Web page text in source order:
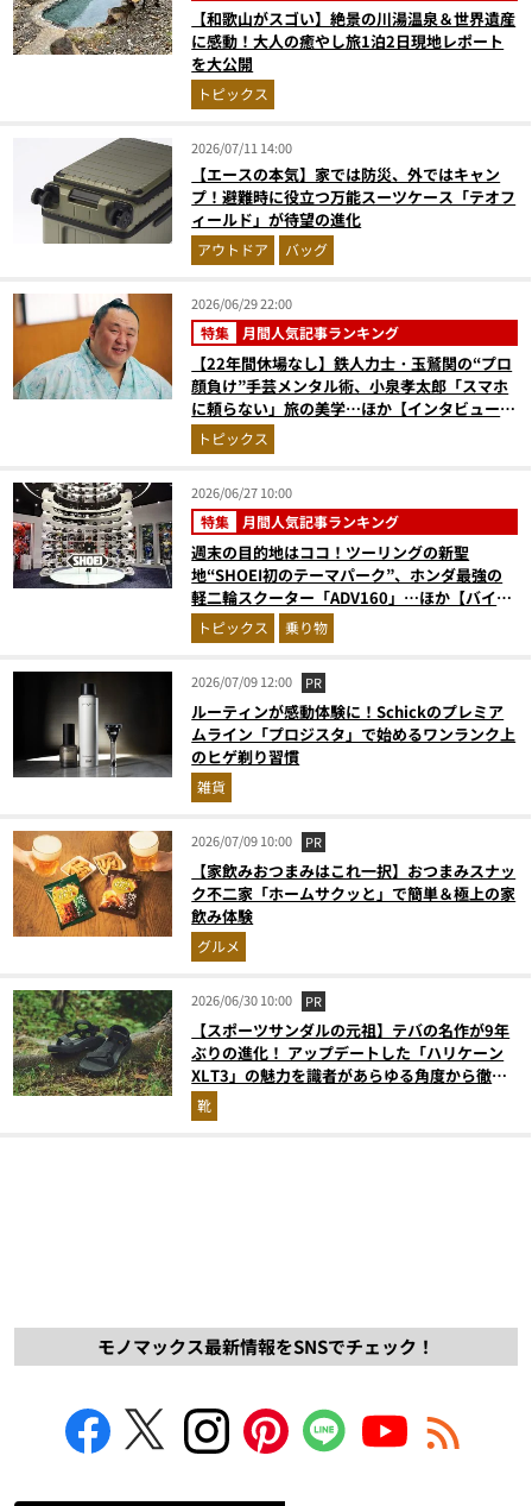
【和歌山がスゴい】絶景の川湯温泉＆世界遺産
に感動！大人の癒やし旅1泊2日現地レポート
を大公開
トピックス
2026/07/11 14:00
【エースの本気】家では防災、外ではキャン
プ！避難時に役立つ万能スーツケース「テオフ
ィールド」が待望の進化
アウトドア バッグ
2026/06/29 22:00
特集 月間人気記事ランキング
【22年間休場なし】鉄人力士・玉鷲関の“プロ
顔負け”手芸メンタル術、小泉孝太郎「スマホ
に頼らない」旅の美学…ほか【インタビューの
人気記事ランキングベスト3】（2026年5月
版）
トピックス
2026/06/27 10:00
特集 月間人気記事ランキング
週末の目的地はココ！ツーリングの新聖
地“SHOEI初のテーマパーク”、ホンダ最強の
軽二輪スクーター「ADV160」…ほか【バイク
の人気記事ランキングベスト3】（2026年5月
版）
トピックス 乗り物
2026/07/09 12:00 PR
ルーティンが感動体験に！Schickのプレミア
ムライン「プロジスタ」で始めるワンランク上
のヒゲ剃り習慣
雑貨
2026/07/09 10:00 PR
【家飲みおつまみはこれ一択】おつまみスナッ
ク不二家「ホームサクッと」で簡単＆極上の家
飲み体験
グルメ
2026/06/30 10:00 PR
【スポーツサンダルの元祖】テバの名作が9年
ぶりの進化！ アップデートした「ハリケーン
XLT3」の魅力を識者があらゆる角度から徹底
解説！
靴
モノマックス最新情報をSNSでチェック！